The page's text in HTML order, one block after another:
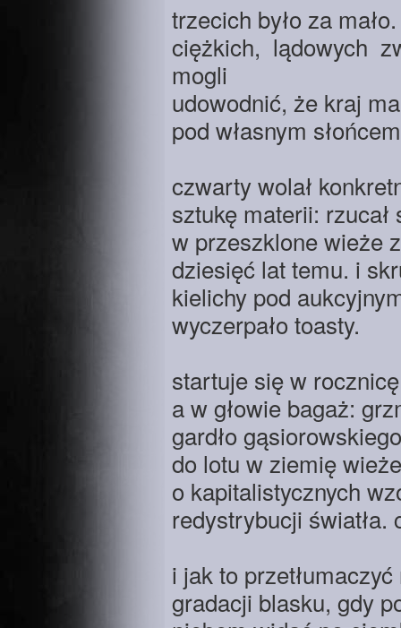
trzecich było za
ciężkich, lądowych
mogli
udowodnić, że kraj
pod własnym
czwarty wolał
sztukę materii: rzucał
w przeszklone wieże
dziesięć lat temu. i
kielichy pod
wyczerpało toasty.
startuje się w
a w głowie bagaż:
gardło
do lotu w ziemię
o kapitalistycznych
redystrybucji światła.
i jak to
gradacji blasku, gdy